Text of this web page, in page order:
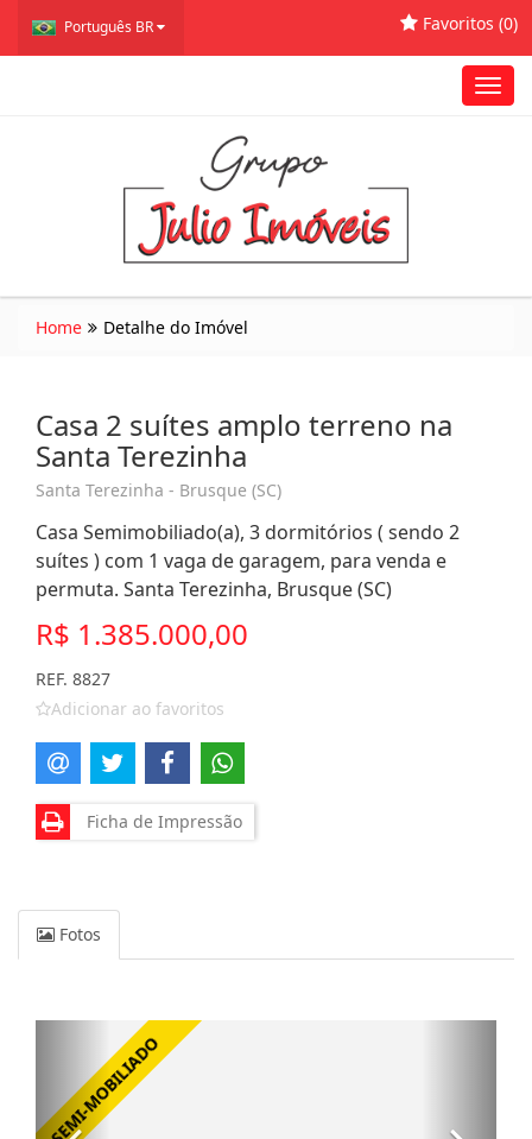
Português BR Favoritos (0)
Home Detalhe do Imóvel
Casa 2 suítes amplo terreno na
Santa Terezinha
Santa Terezinha - Brusque (SC)
Casa Semimobiliado(a), 3 dormitórios ( sendo 2
suítes ) com 1 vaga de garagem, para venda e
permuta. Santa Terezinha, Brusque (SC)
R$ 1.385.000,00
REF. 8827
Adicionar ao favoritos
Ficha de Impressão
Fotos